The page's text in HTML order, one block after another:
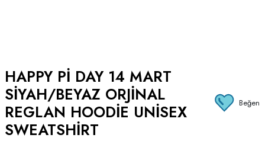
HAPPY PI DAY 14 MART
SIYAH/BEYAZ ORJINAL
REGLAN HOODIE UNISEX
SWEATSHIRT
Beğen